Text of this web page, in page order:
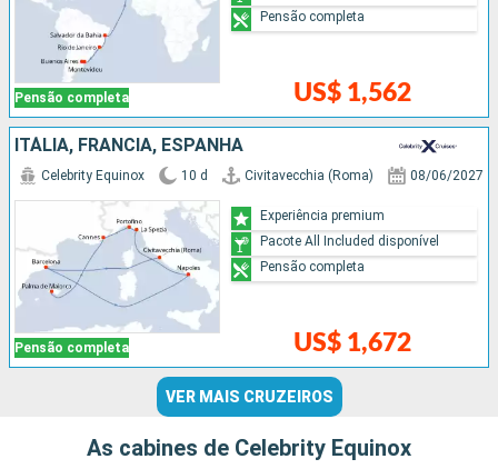
Pensão completa US$ 1,562
Pensão completa
ITÁLIA, FRANCIA, ESPANHA
Pensão completa
Celebrity Equinox 10 d Civitavecchia (Roma) 08/06/2027
US$ 1,672
Experiência premium
Pacote All Included disponível
Pensão completa
VER MAIS CRUZEIROS
As cabines de Celebrity Equinox